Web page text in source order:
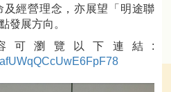
經營理念，亦展望「明途聯
發展方向。
可瀏覽以下連結: